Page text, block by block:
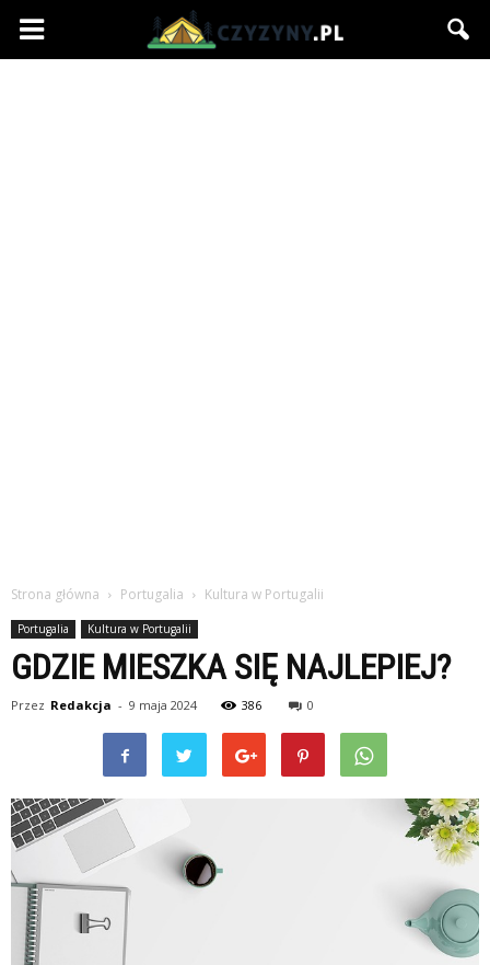
Czyzyny.pl
Strona główna Portugalia Kultura w Portugalii
Portugalia Kultura w Portugalii
GDZIE MIESZKA SIĘ NAJLEPIEJ?
Przez Redakcja - 9 maja 2024 386 0